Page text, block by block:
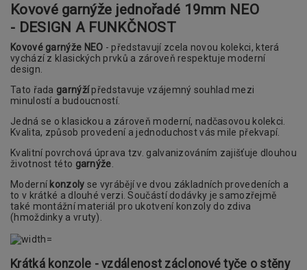
Kovové garnýže jednořadé 19mm NEO
- DESIGN A FUNKČNOST
Kovové garnýže NEO - představují zcela novou kolekci, která
vychází z klasických prvků a zároveň respektuje moderní
design.
Tato řada garnýžípředstavuje vzájemný souhlad mezi
minulostí a budoucností.
Jedná se o klasickou a zároveň moderní, nadčasovou kolekci.
Kvalita, způsob provedení a jednoduchost vás mile překvapí.
Kvalitní povrchová úprava tzv. galvanizováním zajišťuje dlouhou
životnost této garnýže.
Moderní konzoly se vyrábějí ve dvou základních provedeních a
to v krátké a dlouhé verzi. Součástí dodávky je samozřejmě
také montážní materiál pro ukotvení konzoly do zdiva
(hmoždinky a vruty).
Krátká konzole - vzdálenost záclonové tyče o stěny